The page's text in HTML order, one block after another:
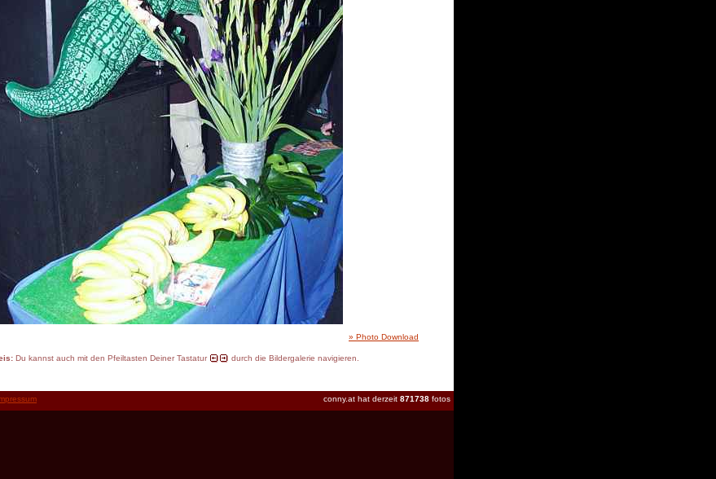
» Photo Download
Du kannst auch mit den Pfeiltasten Deiner Tastatur durch die Bildergalerie navigieren.
conny.at hat derzeit 871738 fotos